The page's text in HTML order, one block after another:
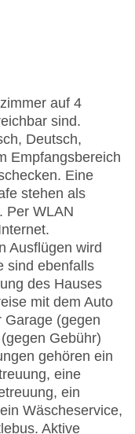
auf 4
sind.
Deutsch,
Empfangsbereich
Eine
stehen als
Per WLAN
Ausflügen wird
sind ebenfalls
des Hauses
mit dem Auto
Garage (gegen
Gebühr)
gehören ein
eine
ein
Wäscheservice,
Aktive